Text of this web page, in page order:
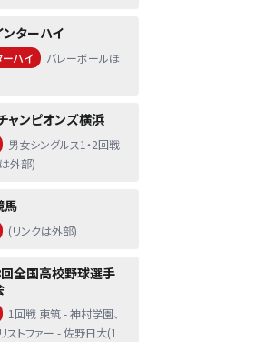
ターハイ
ーハイ
バレーボールほ
ャンピオンズ横浜
男女シングルス1・2回戦
外部)
馬
(リンクは外部)
全国高校野球選手
1回戦 東筑 - 神村学園、
ストファー - 佐野日大(1